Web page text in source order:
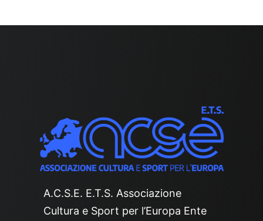
A.C.S.E. E.T.S. Associazione
Cultura e Sport per l’Europa Ente